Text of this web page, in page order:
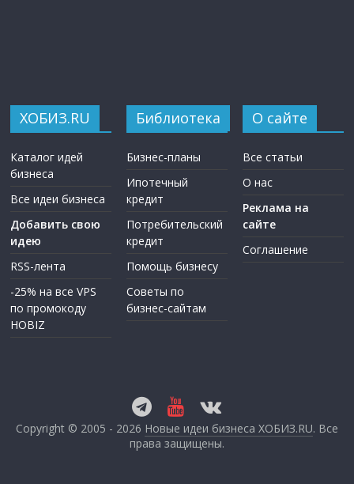
ХОБИЗ.RU
Каталог идей
бизнеса
Все идеи бизнеса
Добавить свою
идею
RSS-лента
-25% на все VPS
по промокоду
HOBIZ
Библиотека
Бизнес-планы
Ипотечный
кредит
Потребительский
кредит
Помощь бизнесу
Советы по
бизнес-сайтам
О сайте
Все статьи
О нас
Реклама на
сайте
Соглашение
Copyright © 2005 - 2026 Новые идеи бизнеса ХОБИЗ.RU. Все
права защищены.